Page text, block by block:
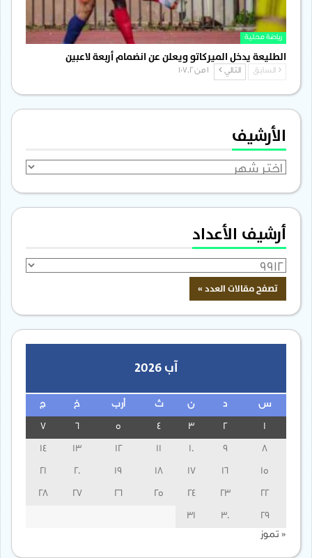
رياضة محلية
الطليعة يدخل الميركاتو ويعلن عن انضمام أربعة لاعبين
السابق التالي
الأرشيف
الأرشيف
أرشيف الأعداد
آب 2026
س ن ث أرب خ ج
3
13
14
15
16
17
18
19
20
21
22
23
24
25
26
27
28
29
30
31
« تموز